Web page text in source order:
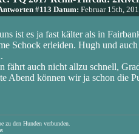
#113 Datum: Februar 15th,
ist es ja fast kälter als in
Schock erleiden. Hugh und
fährt auch nicht allzu schnell,
Abend können wir ja schon die
zu den Hunden verbunden.